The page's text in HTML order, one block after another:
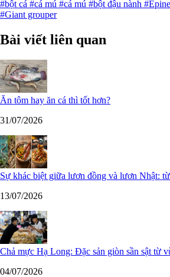
#bột cá #cá mú #cá mú #bột đậu nành
#Giant grouper
Bài viết liên quan
Ăn tôm hay ăn cá thì tốt hơn?
31/07/2026
Sự khác biệt giữa lươn đồng và lươn Nhật:
13/07/2026
Chả mực Hạ Long: Đặc sản giòn sần sật từ
04/07/2026